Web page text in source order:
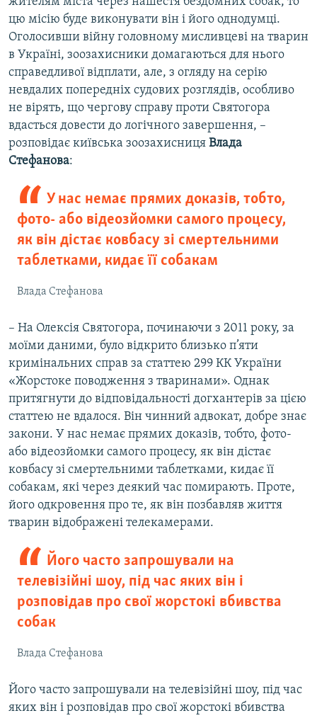
цю місію буде виконувати він і його однодумці.
Оголосивши війну головному мисливцеві на тварин
в Україні, зоозахисники домагаються для нього
справедливої відплати, але, з огляду на серію
невдалих попередніх судових розглядів, особливо
не вірять, що чергову справу проти Святогора
вдасться довести до логічного завершення, –
розповідає київська зоозахисниця Влада
Стефанова:
У нас немає прямих доказів, тобто,
фото- або відеозйомки самого процесу,
як він дістає ковбасу зі смертельними
таблетками, кидає її собакам
Влада Стефанова
– На Олексія Святогора, починаючи з 2011 року, за
моїми даними, було відкрито близько п’яти
кримінальних справ за статтею 299 КК України
«Жорстоке поводження з тваринами». Однак
притягнути до відповідальності догхантерів за цією
статтею не вдалося. Він чинний адвокат, добре знає
закони. У нас немає прямих доказів, тобто, фото-
або відеозйомки самого процесу, як він дістає
ковбасу зі смертельними таблетками, кидає її
собакам, які через деякий час помирають. Проте,
його одкровення про те, як він позбавляв життя
тварин відображені телекамерами.
Його часто запрошували на
телевізійні шоу, під час яких він і
розповідав про свої жорстокі вбивства
собак
Влада Стефанова
Його часто запрошували на телевізійні шоу, під час
яких він і розповідав про свої жорстокі вбивства